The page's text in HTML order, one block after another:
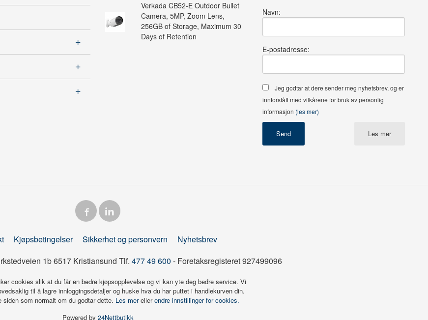
Verkada CB52-E Outdoor Bullet
Camera, 5MP, Zoom Lens,
256GB of Storage, Maximum 30
Days of Retention
Navn:
E-postadresse:
Jeg godtar at dere sender meg nyhetsbrev, og er
innforstått med vilkårene for bruk av personlig
informasjon (les mer)
Les mer
Kjøpsbetingelser Sikkerhet og personvern
Nyhetsbrev
1b 6517 Kristiansund Tlf. 477 49 600 - Foretaksregisteret 927499096
cookies slik at du får en bedre kjøpsopplevelse og vi kan yte deg bedre service. Vi
til å lagre innloggingsdetaljer og huske hva du har puttet i handlekurven din.
siden som normalt om du godtar dette. Les merellerendre innstillinger for cookies.
Powered by 24Nettbutikk